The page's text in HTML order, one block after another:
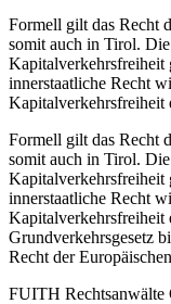
Formell gilt das Recht
somit auch in Tirol.
Kapitalverkehrsfreiheit
innerstaatliche Recht
Kapitalverkehrsfreiheit
Formell gilt das Recht
somit auch in Tirol.
Kapitalverkehrsfreiheit
innerstaatliche Recht
Kapitalverkehrsfreiheit
Grundverkehrsgesetz
Recht der
FUITH Rechtsanwälte